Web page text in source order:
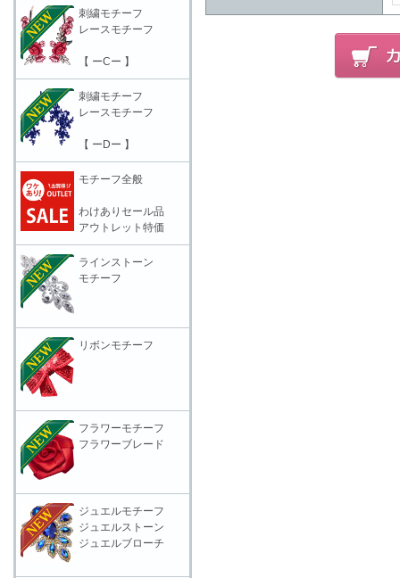
刺繍モチーフ
レースモチーフ
【 ーCー 】
刺繍モチーフ
レースモチーフ
【 ーDー 】
モチーフ全般
わけありセール品
アウトレット特価
ラインストーン
モチーフ
リボンモチーフ
フラワーモチーフ
フラワーブレード
ジュエルモチーフ
ジュエルストーン
ジュエルブローチ